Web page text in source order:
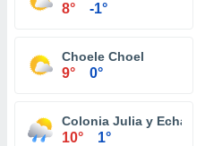
8° -1°
Choele Choel
9° 0°
Colonia Julia y Echarren
10° 1°